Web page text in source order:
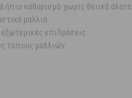
ήπιο καθαρισμό χωρίς θειικά άλατα
μαλλιά
επιδράσεις
τύπους μαλλιών